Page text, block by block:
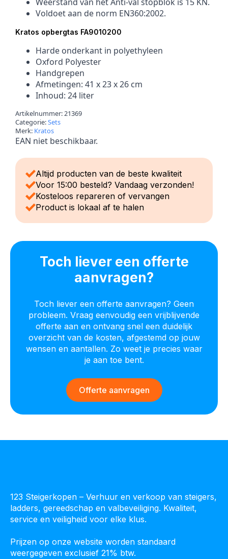
Voldoet aan de norm EN360:2002.
Kratos opbergtas FA9010200
Harde onderkant in polyethyleen
Oxford Polyester
Handgrepen
Afmetingen: 41 x 23 x 26 cm
Inhoud: 24 liter
Artikelnummer:21369
Categorie:Sets
Merk: Kratos
EAN niet beschikbaar.
Altijd producten van de beste kwaliteit
Voor 15:00 besteld? Vandaag verzonden!
Kosteloos repareren of vervangen
Product is lokaal af te halen
Toch liever een offerte
aanvragen?
Toch liever een offerte aanvragen? Geen
probleem. Vraag eenvoudig een vrijblijvende
offerte aan en ontvang snel een duidelijk
overzicht van de kosten, afgestemd op jouw
wensen en aantallen. Zo weet je precies waar
je aan toe bent.
Offerte aanvragen
123 Steigerkopen – Verhuur en verkoop van steigers,
ladders, gereedschap en valbeveiliging. Kwaliteit,
service en veiligheid voor elke klus.
Prijzen op onze website worden standaard
weergegeven exclusief 21% btw.